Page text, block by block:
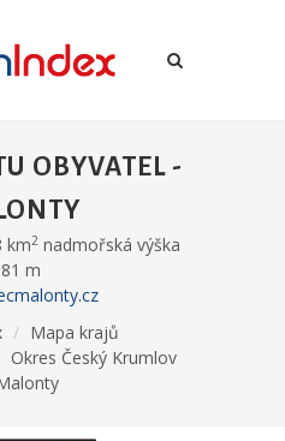
OBYVATEL -
km2nadmořská výška
m
Mapa krajů
Okres Český Krumlov